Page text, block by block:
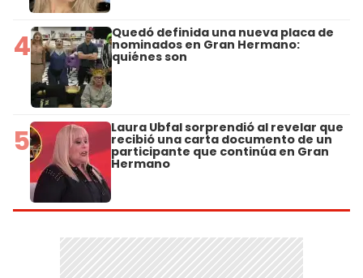
4 Quedó definida una nueva placa de
nominados en Gran Hermano:
quiénes son
5 Laura Ubfal sorprendió al revelar que
recibió una carta documento de un
participante que continúa en Gran
Hermano